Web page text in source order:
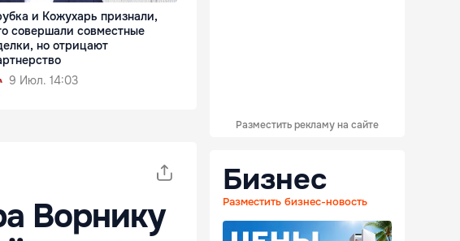
и Кожухарь признали,
совершали совместные
но отрицают
9 Июл. 14:03
Ворнику
Разместить рекламу на сайте
Бизнес
Разместить бизнес-новость